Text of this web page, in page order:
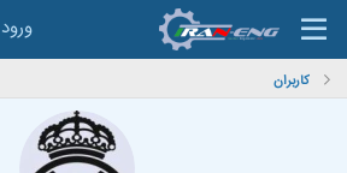
ورود
کاربران